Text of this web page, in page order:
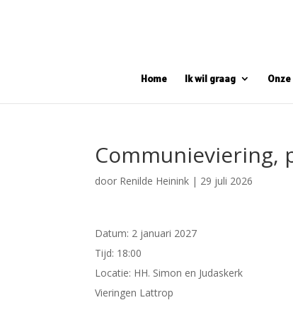
Home Ik wil graag
Communieviering,
door Renilde Heinink | 29 juli 2026
Datum: 2 januari 2027
Tijd: 18:00
Locatie: HH. Simon en Judaskerk
Vieringen Lattrop